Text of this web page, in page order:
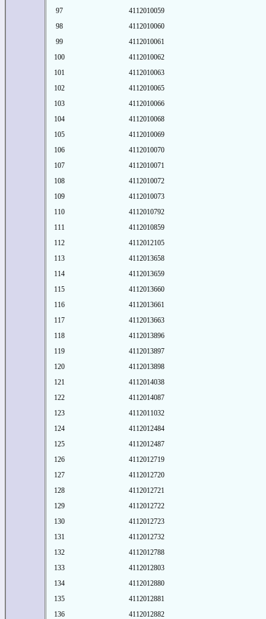
97
4112010059
98
4112010060
99
4112010061
100
4112010062
101
4112010063
102
4112010065
103
4112010066
104
4112010068
105
4112010069
106
4112010070
107
4112010071
108
4112010072
109
4112010073
110
4112010792
111
4112010859
112
4112012105
113
4112013658
114
4112013659
115
4112013660
116
4112013661
117
4112013663
118
4112013896
119
4112013897
120
4112013898
121
4112014038
122
4112014087
123
4112011032
124
4112012484
125
4112012487
126
4112012719
127
4112012720
128
4112012721
129
4112012722
130
4112012723
131
4112012732
132
4112012788
133
4112012803
134
4112012880
135
4112012881
136
4112012882